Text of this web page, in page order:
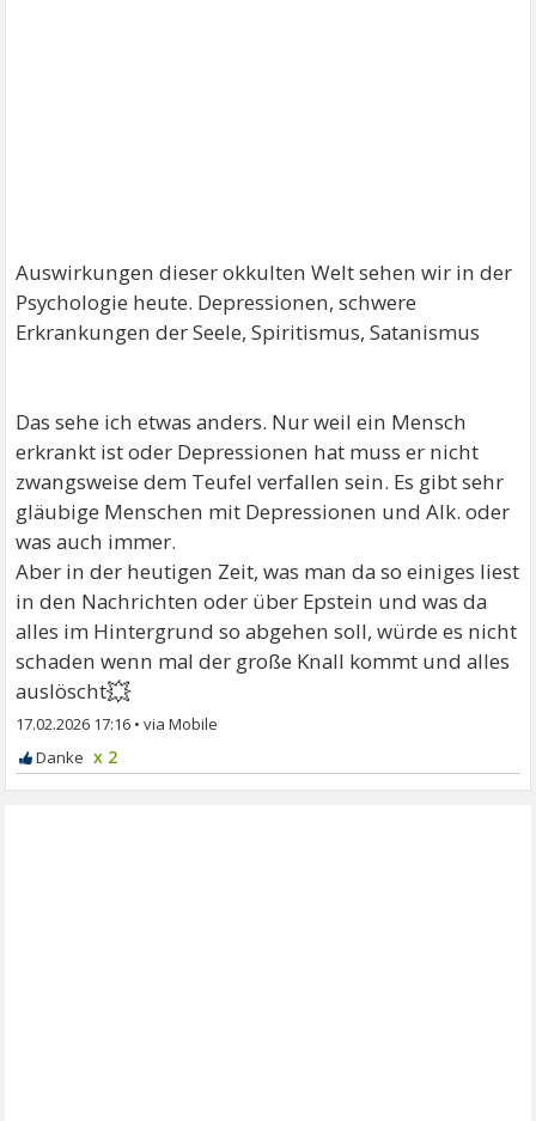
Auswirkungen dieser okkulten Welt sehen wir in der
Psychologie heute. Depressionen, schwere
Erkrankungen der Seele, Spiritismus, Satanismus
Das sehe ich etwas anders. Nur weil ein Mensch
erkrankt ist oder Depressionen hat muss er nicht
zwangsweise dem Teufel verfallen sein. Es gibt sehr
gläubige Menschen mit Depressionen und Alk. oder
was auch immer.
Aber in der heutigen Zeit, was man da so einiges liest
in den Nachrichten oder über Epstein und was da
alles im Hintergrund so abgehen soll, würde es nicht
schaden wenn mal der große Knall kommt und alles
auslöscht💥
17.02.2026 17:16 •
x 2